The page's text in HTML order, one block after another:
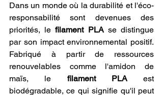
Dans un monde où la durabilité et l'éco-
responsabilité sont devenues des
priorités, le filament PLA se distingue
par son impact environnemental positif.
Fabriqué à partir de ressources
renouvelables comme l'amidon de
maïs, le filament PLA est
biodégradable, ce qui signifie qu'il peut